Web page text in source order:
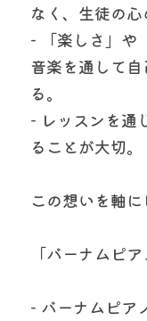
なく、生徒の心
- 「楽しさ」や
音楽を通して
る。
- レッスンを通
ることが大切。
この想いを軸
「バーナムピ
- バーナムピア